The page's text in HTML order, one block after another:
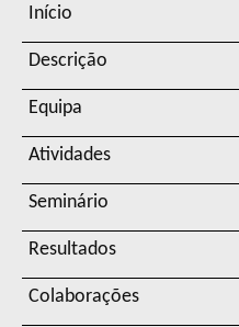
Início
Descrição
Equipa
Atividades
Seminário
Resultados
Colaborações